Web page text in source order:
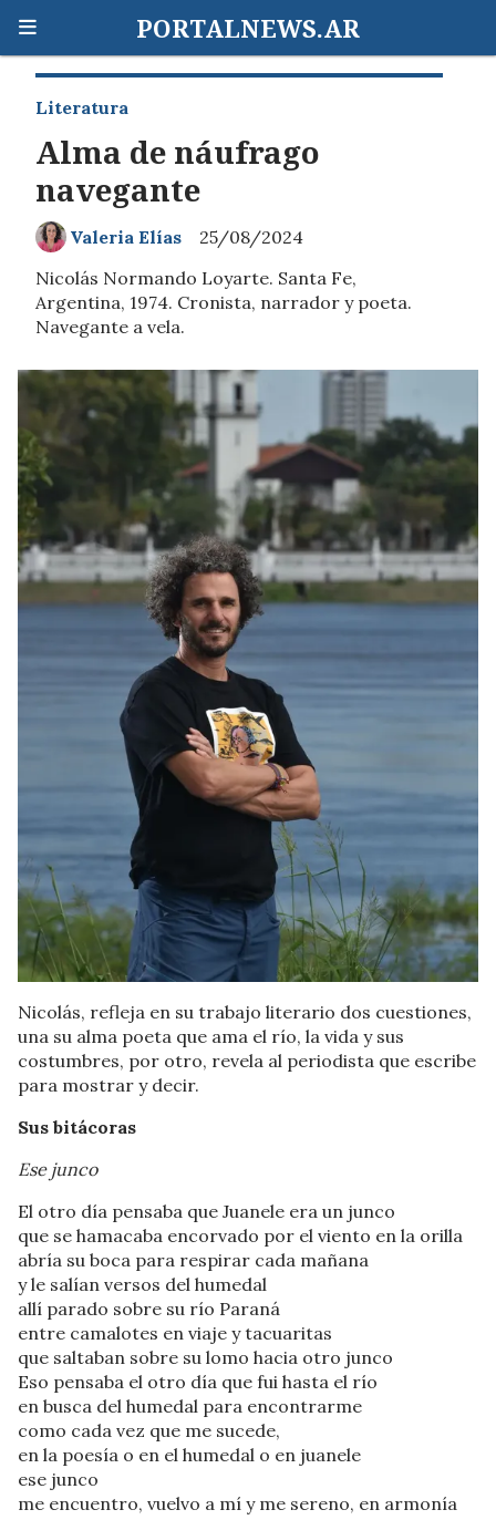
PORTALNEWS.AR
Alma de náufrago
navegante
Nicolás Normando Loyarte. Santa Fe,
Argentina, 1974. Cronista, narrador y poeta.
Navegante a vela.
Literatura
25/08/2024
Valeria Elías
Nicolás, refleja en su trabajo literario dos cuestiones,
una su alma poeta que ama el río, la vida y sus
costumbres, por otro, revela al periodista que escribe
para mostrar y decir.
Sus bitácoras
Ese junco
El otro día pensaba que Juanele era un junco
que se hamacaba encorvado por el viento en la orilla
abría su boca para respirar cada mañana
y le salían versos del humedal
allí parado sobre su río Paraná
entre camalotes en viaje y tacuaritas
que saltaban sobre su lomo hacia otro junco
Eso pensaba el otro día que fui hasta el río
en busca del humedal para encontrarme
como cada vez que me sucede,
en la poesía o en el humedal o en juanele
ese junco
me encuentro, vuelvo a mí y me sereno, en armonía